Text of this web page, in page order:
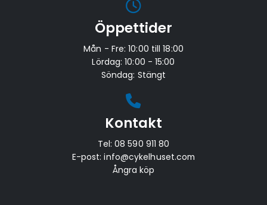
Öppettider
Mån - Fre: 10:00 till 18:00
Lördag: 10:00 - 15:00
Söndag: Stängt
Kontakt
Tel:08 590 911 80
E-post:info@cykelhuset.com
Ångra köp